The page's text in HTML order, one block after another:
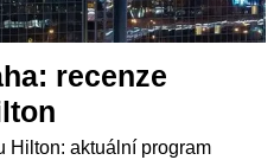
recenze
Hilton: aktuální program